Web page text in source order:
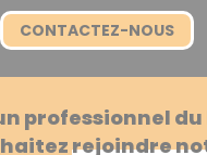
CONTACTEZ-NOUS
professionnel
rejoindre